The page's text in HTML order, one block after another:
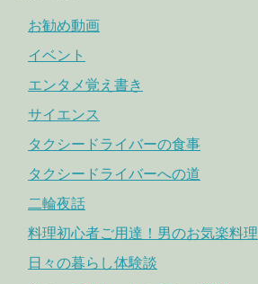
お勧め動画
イベント
エンタメ覚え書き
サイエンス
タクシードライバーの食事
タクシードライバーへの道
二輪夜話
料理初心者ご用達！男のお気楽料理
日々の暮らし体験談